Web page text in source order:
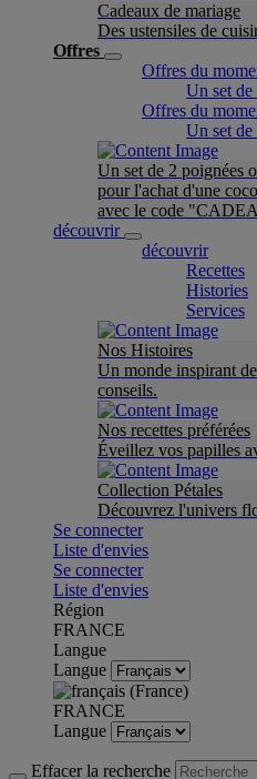
Cadeaux de mariage
Des ustensiles de
Offres
Offres du
Un set
Offres du
Un set
Un set de 2 poignées
pour l'achat d'une
avec le code
découvrir
découvrir
Recettes
Histories
Services
Nos Histoires
Un monde inspirant
conseils.
Nos recettes préférées
Éveillez vos papilles
Collection Pétales
Découvrez l'univers
Se connecter
Liste d'envies
Se connecter
Liste d'envies
Région
FRANCE
Langue
Langue
FRANCE
Langue
Effacer la recherche